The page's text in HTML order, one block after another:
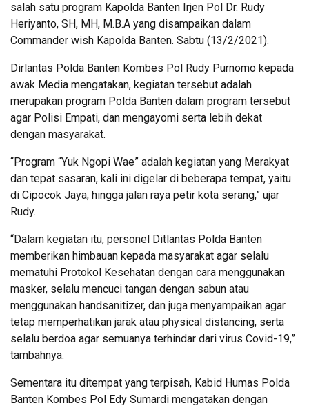
salah satu program Kapolda Banten Irjen Pol Dr. Rudy
Heriyanto, SH, MH, M.B.A yang disampaikan dalam
Commander wish Kapolda Banten. Sabtu (13/2/2021).
Dirlantas Polda Banten Kombes Pol Rudy Purnomo kepada
awak Media mengatakan, kegiatan tersebut adalah
merupakan program Polda Banten dalam program tersebut
agar Polisi Empati, dan mengayomi serta lebih dekat
dengan masyarakat.
“Program “Yuk Ngopi Wae” adalah kegiatan yang Merakyat
dan tepat sasaran, kali ini digelar di beberapa tempat, yaitu
di Cipocok Jaya, hingga jalan raya petir kota serang,” ujar
Rudy.
“Dalam kegiatan itu, personel Ditlantas Polda Banten
memberikan himbauan kepada masyarakat agar selalu
mematuhi Protokol Kesehatan dengan cara menggunakan
masker, selalu mencuci tangan dengan sabun atau
menggunakan handsanitizer, dan juga menyampaikan agar
tetap memperhatikan jarak atau physical distancing, serta
selalu berdoa agar semuanya terhindar dari virus Covid-19,”
tambahnya.
Sementara itu ditempat yang terpisah, Kabid Humas Polda
Banten Kombes Pol Edy Sumardi mengatakan dengan